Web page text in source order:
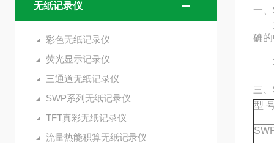
无纸记录仪
彩色无纸记录仪
荧光显示记录仪
三通道无纸记录仪
SWP系列无纸记录仪
TFT真彩无纸记录仪
流量热能积算无纸记录仪
一、
1
确
2
三、
型